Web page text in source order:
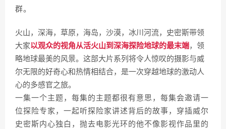
群。
火山，深海，草原，海岛，沙漠，冰川河流，史密斯带领
大家以观众的视角从活火山到深海探险地球的最末端，领
略地球最美的风景。这部大片系列将令人惊叹的摄影与威
尔无限的好奇心和热情相结合，是一次穿越地球的激动人
心的多感官之旅。
一集一个主题，每集的主题都很有意思，每集会邀请一
位探险专家，一起听探险家讲述背后的故事，穿插威尔
史密斯内心独白，抛去电影光环的他不像影视作品里的